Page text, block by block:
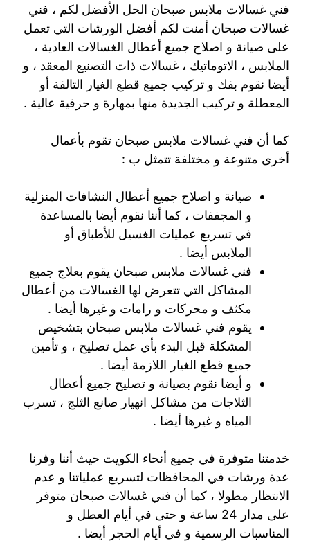
فني غسالات ملابس صبحان الحل الأفضل لكم ، فني
غسالات صبحان أمنت لكم أفضل الورشات التي تعمل
على صيانة و اصلاح جميع أعطال الغسالات العادية ،
الملابس ، الاتوماتيك ، غسالات ذات التصنيع المعقد ، و
أيضا نقوم بفك و تركيب جميع قطع الغيار التالفة أو
المعطلة و تركيب الجديدة منها بمهارة و حرفية عالية .
كما أن فني غسالات ملابس صبحان تقوم بأعمال
أخرى متنوعة و مختلفة تتمثل ب :
صيانة و اصلاح جميع أعطال النشافات المنزلية
و المجففات ، كما أننا نقوم أيضا بالمساعدة
في تسريع عمليات الغسيل للأطباق أو
الملابس أيضا .
فني غسالات ملابس صبحان يقوم بعلاج جميع
المشاكل التي تتعرض لها الغسالات من أعطال
مكثف و محركات و رامات و غيرها أيضا .
يقوم فني غسالات ملابس صبحان بتشخيص
المشكلة قبل البدء بأي عمل تصليح ، و تأمين
جميع قطع الغيار اللازمة أيضا .
و أيضا نقوم بصيانة و تصليح جميع أعطال
الثلاجات من مشاكل انهيار صانع الثلج ، تسرب
المياه و غيرها أيضا .
خدمتنا متوفرة في جميع أنحاء الكويت حيث أننا وفرنا
عدة ورشات في المحافظات لتسريع عملياتنا و عدم
الانتظار مطولا ، كما أن فني غسالات صبحان متوفر
على مدار 24 ساعة و حتى في أيام العطل و
المناسبات الرسمية و في أيام الحجر أيضا .